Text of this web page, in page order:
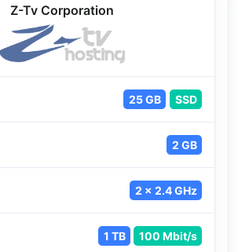
Z-Tv Corporation
25 GB SSD
2 GB
2 x 2.4 GHz
1 TB 100 Mbit/s